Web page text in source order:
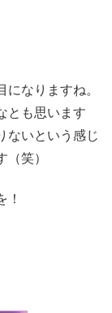
なりますね。
とも思います
ないという感じ
笑）
！